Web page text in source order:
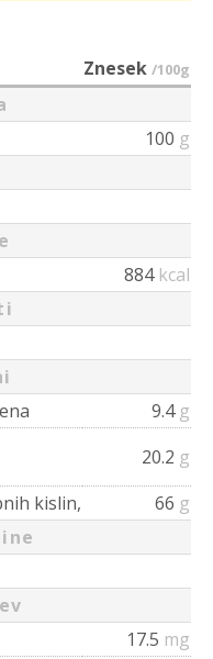
Znesek /100g
100 g
884 kcal
9.4 g
20.2 g
kislin,
66 g
17.5 mg